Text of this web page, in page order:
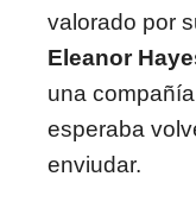
valorado por
Eleanor
una
esperaba
enviudar.